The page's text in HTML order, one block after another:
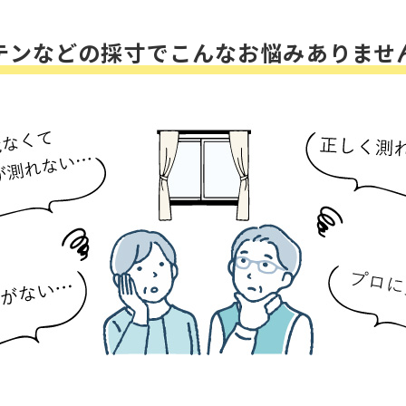
ンなどの採寸でこんなお悩みありませ